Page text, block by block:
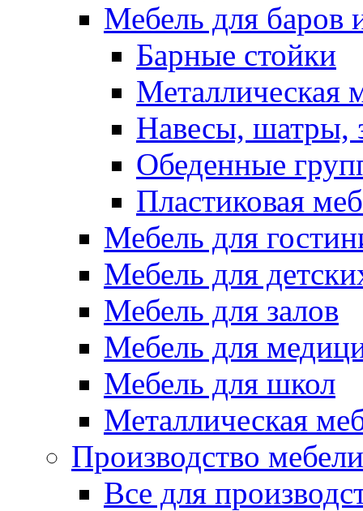
Мебель для баров
Барные стойки
Металлическая
Навесы, шатры,
Обеденные
Пластиковая
Мебель для
Мебель для
Мебель для залов
Мебель для
Мебель для школ
Металлическая
Производство мебели
Все для